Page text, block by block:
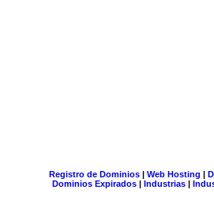
Registro de Dominios| Web Hosting |
Dominios Expirados | Industrias |